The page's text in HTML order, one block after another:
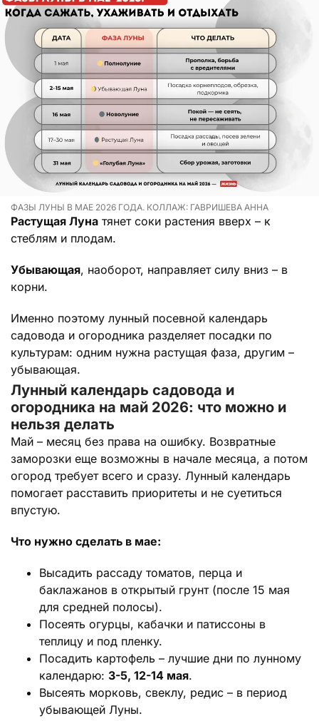
ФАЗЫ ЛУНЫ В МАЕ 2026 ГОДА. КОЛЛАЖ: ГАВРИШЕВА АННА
Растущая Луна тянет соки растения вверх – к
стеблям и плодам.
Убывающая, наоборот, направляет силу вниз – в
корни.
Именно поэтому лунный посевной календарь
садовода и огородника разделяет посадки по
культурам: одним нужна растущая фаза, другим –
убывающая.
Лунный календарь садовода и
огородника на май 2026: что можно и
нельзя делать
Май – месяц без права на ошибку. Возвратные
заморозки еще возможны в начале месяца, а потом
огород требует всего и сразу. Лунный календарь
помогает расставить приоритеты и не суетиться
впустую.
Что нужно сделать в мае:
Высадить рассаду томатов, перца и
баклажанов в открытый грунт (после 15 мая
для средней полосы).
Посеять огурцы, кабачки и патиссоны в
теплицу и под пленку.
Посадить картофель – лучшие дни по лунному
календарю: 3-5, 12-14 мая.
Высеять морковь, свеклу, редис – в период
убывающей Луны.